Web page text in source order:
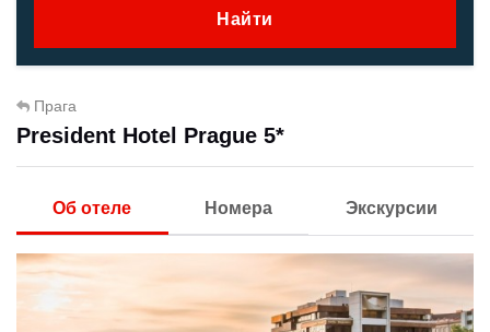
Найти
Прага
President Hotel Prague 5*
Об отеле Номера Экскурсии